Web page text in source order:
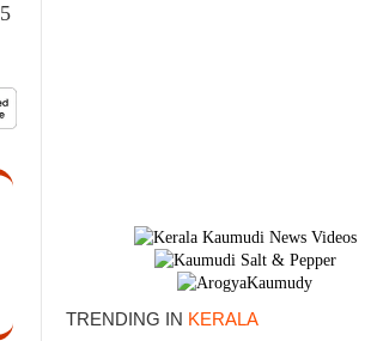
TRENDING IN KERALA